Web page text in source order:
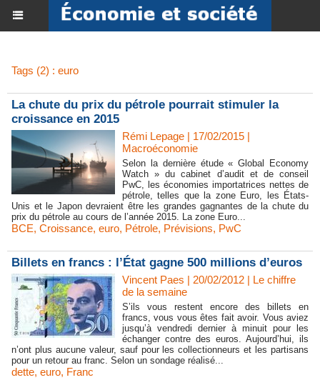
Tags (2) : euro
La chute du prix du pétrole pourrait stimuler la
croissance en 2015
Rémi Lepage | 17/02/2015 |
Macroéconomie
Selon la dernière étude « Global Economy
Watch » du cabinet d’audit et de conseil
PwC, les économies importatrices nettes de
pétrole, telles que la zone Euro, les États-
Unis et le Japon devraient être les grandes gagnantes de la chute du
prix du pétrole au cours de l’année 2015. La zone Euro...
BCE, Croissance, euro, Pétrole, Prévisions, PwC
Billets en francs : l’État gagne 500 millions d’euros
Vincent Paes | 20/02/2012 | Le chiffre
de la semaine
S’ils vous restent encore des billets en
francs, vous vous êtes fait avoir. Vous aviez
jusqu’à vendredi dernier à minuit pour les
échanger contre des euros. Aujourd’hui, ils
n’ont plus aucune valeur, sauf pour les collectionneurs et les partisans
pour un retour au franc. Selon un sondage réalisé...
dette, euro, Franc